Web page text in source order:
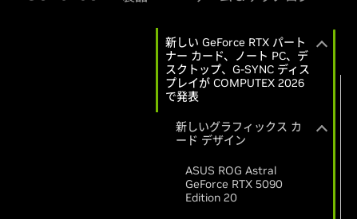
新しい GeForce RTX パート
ナー カード、ノート PC、デ
スクトップ、G-SYNC ディス
プレイが COMPUTEX 2026
で発表
新しいグラフィックス カ
ード デザイン
ASUS ROG Astral
GeForce RTX 5090
Edition 20